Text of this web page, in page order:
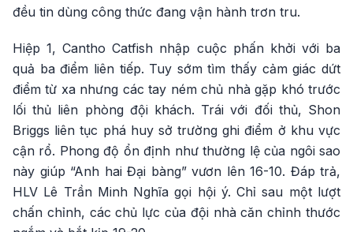
đều tin dùng công thức đang vận hành trơn tru.
Hiệp 1, Cantho Catfish nhập cuộc phấn khởi với ba
quả ba điểm liên tiếp. Tuy sớm tìm thấy cảm giác dứt
điểm từ xa nhưng các tay ném chủ nhà gặp khó trước
lối thủ liên phòng đội khách. Trái với đối thủ, Shon
Briggs liên tục phá huy sở trường ghi điểm ở khu vực
cận rổ. Phong độ ổn định như thường lệ của ngôi sao
này giúp “Anh hai Đại bàng” vươn lên 16-10. Đáp trả,
HLV Lê Trần Minh Nghĩa gọi hội ý. Chỉ sau một lượt
chấn chỉnh, các chủ lực của đội nhà căn chỉnh thước